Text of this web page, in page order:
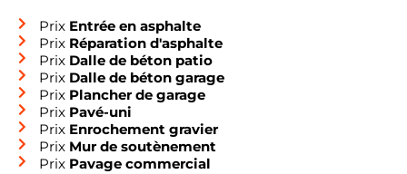
Prix Entrée en asphalte
Prix Réparation d'asphalte
Prix Dalle de béton patio
Prix Dalle de béton garage
Prix Plancher de garage
Prix Pavé-uni
Prix Enrochement gravier
Prix Mur de soutènement
Prix Pavage commercial